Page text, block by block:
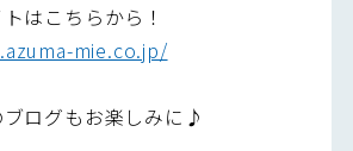
はこちらから！
mie.co.jp/
ログもお楽しみに♪